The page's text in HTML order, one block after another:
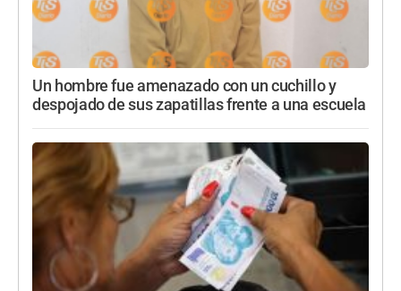
Un hombre fue amenazado con un cuchillo y
despojado de sus zapatillas frente a una escuela